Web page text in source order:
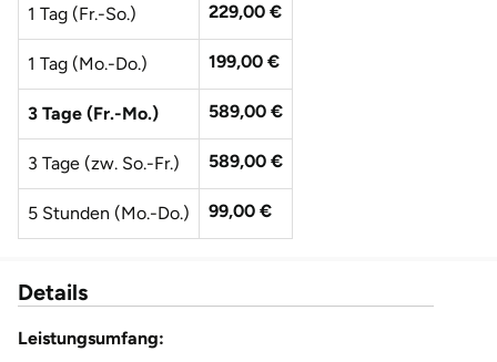
1 Tag (Fr.-So.) 229,00 €
1 Tag (Mo.-Do.) 199,00 €
3 Tage (Fr.-Mo.) 589,00 €
3 Tage (zw. So.-Fr.) 589,00 €
5 Stunden (Mo.-Do.) 99,00 €
Details
Leistungsumfang:
Fulda
Fürstenfeldbruck
Fürth
Geiselwind
Gera